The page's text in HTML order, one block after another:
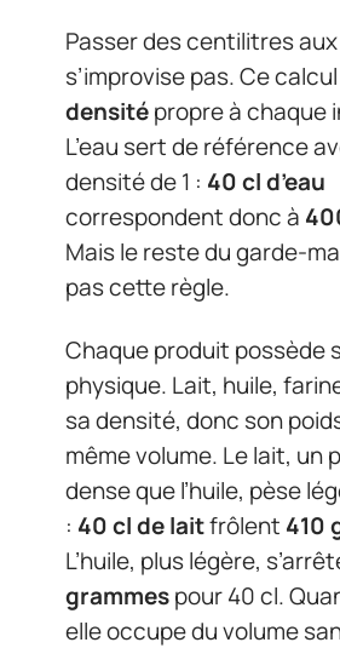
Passer des centilitres
s’improvise pas. Ce
densitépropre à chaque
L’eau sert de référence
densité de 1 : 40 cl d’eau
correspondent donc à
Mais le reste du garde-
pas cette règle.
Chaque produit possède
physique. Lait, huile,
sa densité, donc son
même volume. Le lait, un
dense que l’huile, pèse
: 40 cl de laitfrôlent 410
L’huile, plus légère,
grammespour 40 cl.
elle occupe du volume